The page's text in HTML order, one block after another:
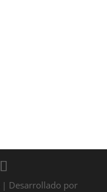
| Desarrollado por